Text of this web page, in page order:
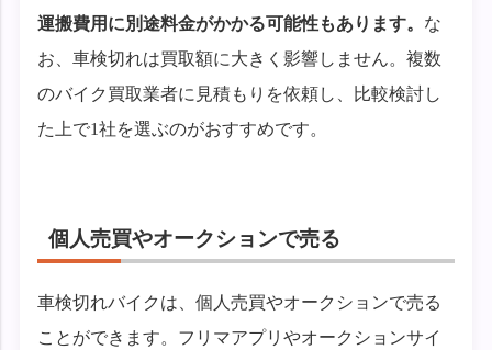
運搬費用に別途料金がかかる可能性もあります。 な
お、車検切れは買取額に大きく影響しません。複数
のバイク買取業者に見積もりを依頼し、比較検討し
た上で1社を選ぶのがおすすめです。
個人売買やオークションで売る
車検切れバイクは、個人売買やオークションで売る
ことができます。フリマアプリやオークションサイ